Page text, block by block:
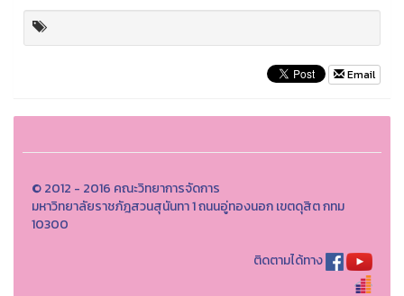
Email
© 2012 - 2016 คณะวิทยาการจัดการ
มหาวิทยาลัยราชภัฎสวนสุนันทา 1 ถนนอู่ทองนอก เขตดุสิต กทม
10300
ติดตามได้ทาง